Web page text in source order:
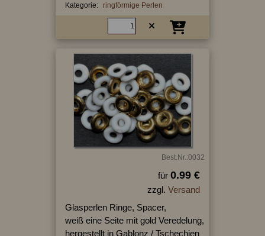
Kategorie: ringförmige Perlen
Best.Nr.:0032
für 0.99 €
zzgl. Versand
Glasperlen Ringe, Spacer,
weiß eine Seite mit gold Veredelung,
hergestellt in Gablonz / Tschechien